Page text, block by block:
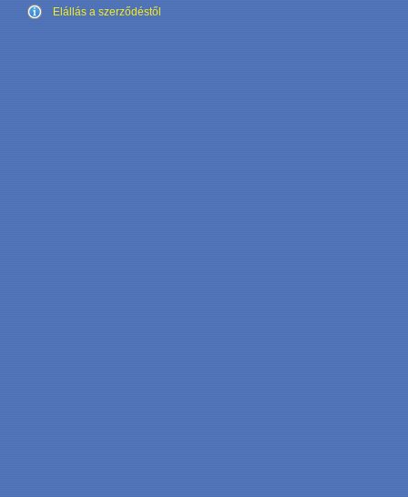
Elállás a szerződéstől